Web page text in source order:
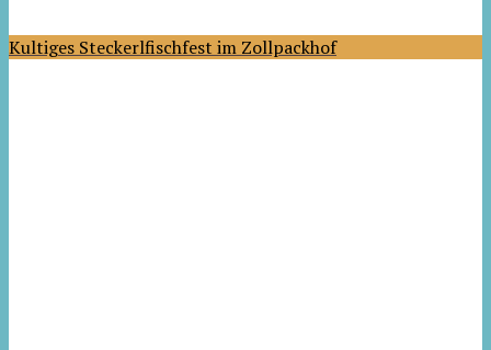
Kultiges Steckerlfischfest im Zollpackhof